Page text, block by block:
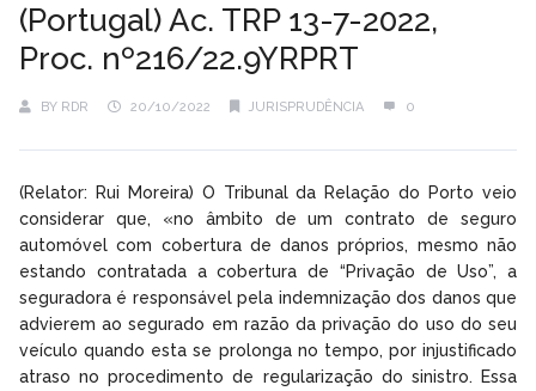
(Portugal) Ac. TRP 13-7-2022,
Proc. nº216/22.9YRPRT
BY RDR 20/10/2022 JURISPRUDÊNCIA 0
(Relator: Rui Moreira) O Tribunal da Relação do Porto veio
considerar que, «no âmbito de um contrato de seguro
automóvel com cobertura de danos próprios, mesmo não
estando contratada a cobertura de “Privação de Uso”, a
seguradora é responsável pela indemnização dos danos que
advierem ao segurado em razão da privação do uso do seu
veículo quando esta se prolonga no tempo, por injustificado
atraso no procedimento de regularização do sinistro. Essa